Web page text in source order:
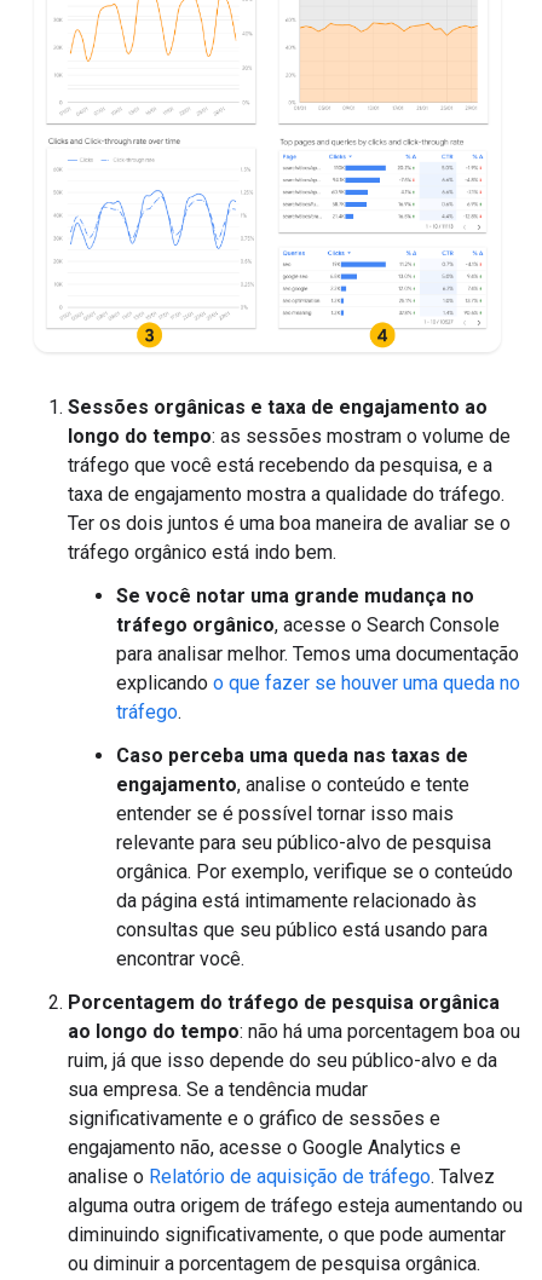
Sessões orgânicas e taxa de engajamento ao
longo do tempo: as sessões mostram o volume de
tráfego que você está recebendo da pesquisa, e a
taxa de engajamento mostra a qualidade do tráfego.
Ter os dois juntos é uma boa maneira de avaliar se o
tráfego orgânico está indo bem.
Se você notar uma grande mudança no
tráfego orgânico, acesse o Search Console
para analisar melhor. Temos uma documentação
explicando o que fazer se houver uma queda no
tráfego.
Caso perceba uma queda nas taxas de
engajamento, analise o conteúdo e tente
entender se é possível tornar isso mais
relevante para seu público-alvo de pesquisa
orgânica. Por exemplo, verifique se o conteúdo
da página está intimamente relacionado às
consultas que seu público está usando para
encontrar você.
Porcentagem do tráfego de pesquisa orgânica
ao longo do tempo: não há uma porcentagem boa ou
ruim, já que isso depende do seu público-alvo e da
sua empresa. Se a tendência mudar
significativamente e o gráfico de sessões e
engajamento não, acesse o Google Analytics e
analise o Relatório de aquisição de tráfego. Talvez
alguma outra origem de tráfego esteja aumentando ou
diminuindo significativamente, o que pode aumentar
ou diminuir a porcentagem de pesquisa orgânica.